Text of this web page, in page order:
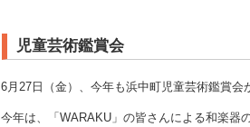
児童芸術鑑賞会
6月27日（金）、今年も浜中町児童芸術鑑賞会
今年は、「WARAKU」の皆さんによる和楽器